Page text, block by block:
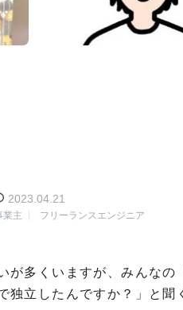
2023.04.21
業主 フリーランスエンジニア
が多くいますが、みんな
独立したんですか？」と聞